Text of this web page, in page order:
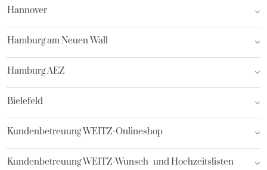
Hannover
Hamburg am Neuen Wall
Hamburg AEZ
Bielefeld
Kundenbetreuung WEITZ-Onlineshop
Kundenbetreuung WEITZ-Wunsch- und Hochzeitslisten